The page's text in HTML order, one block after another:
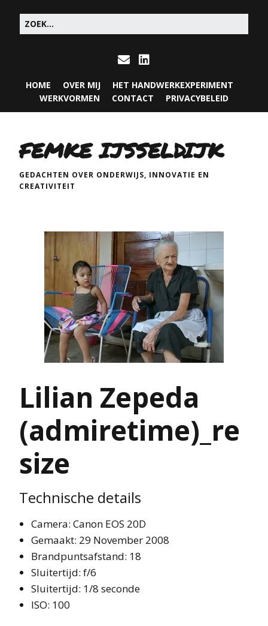
HOME OVER MIJ
HET HANDWERKEXPERIMENT
WERKVORMEN
CONTACT PRIVACYBELEID
FEMKE IJSSELDIJK
GEDACHTEN OVER ONDERWIJS, INNOVATIE EN
CREATIVITEIT
Lilian Zepeda
(admiretime)_re
size
Technische details
Camera: Canon EOS 20D
Gemaakt: 29 November 2008
Brandpuntsafstand: 18
Sluitertijd: f/6
Sluitertijd: 1/8 seconde
ISO: 100